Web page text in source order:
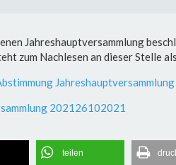
Jahreshauptversammlung
zum Nachlesen an dieser Stelle
202126102021
teilen